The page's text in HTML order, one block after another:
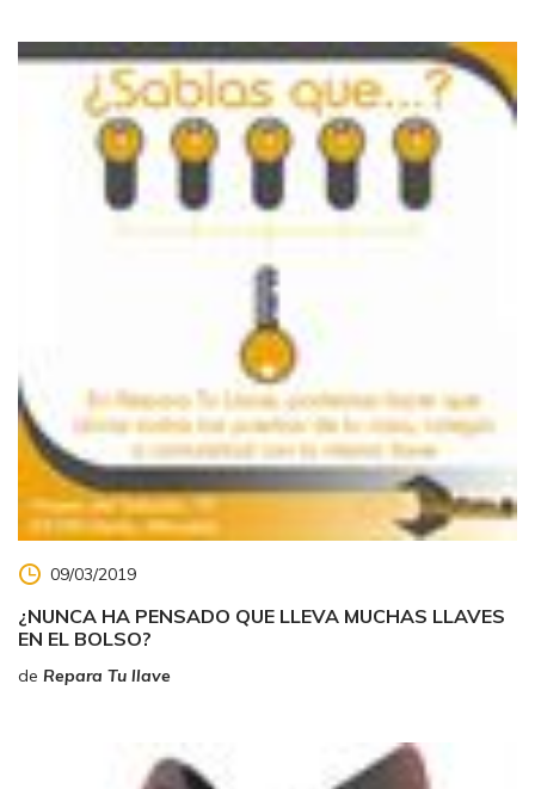
09/03/2019
¿NUNCA HA PENSADO QUE LLEVA MUCHAS LLAVES
EN EL BOLSO?
de Repara Tu llave